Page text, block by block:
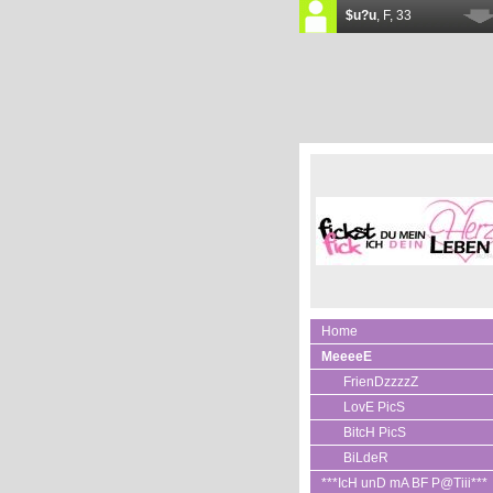
Home
MeeeeE
FrienDzzzzZ
LovE PicS
BitcH PicS
BiLdeR
***IcH unD mA BF P@Tiii***